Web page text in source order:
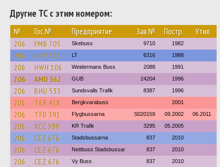
Другие ТС с этим номером:
№ Гос.№ Предприятие Зав.№ Постр. Утил.
206 FMB 705 Skebuss 9710 1982
206 NKP 302 LT 6316 1988
206 HWH 106 Weidermans Buss 2088 1991
206 AMD 562 GUB 24204 1996
206 BHU 533 Sundsvalls Trafik 8387 1996
206 TER 418 Bergkvarabuss 2001
206 TFD 391 Flygbussarna S020159 09.2002 06.2011
206 XCC 599 KR Trafik 3295 05.2005
206 CEZ 676 Stadsbussarna 837 2010
206 CEZ 676 Nettbuss Stadsbussar 837 2010
206 CEZ 676 Vy Buss 837 2010